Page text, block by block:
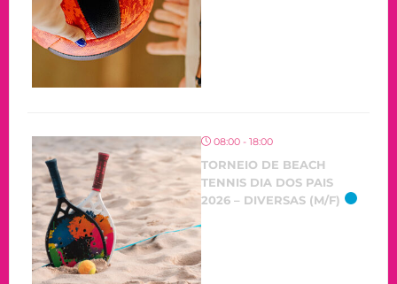
08:00 - 18:00
TORNEIO DE BEACH
TENNIS DIA DOS PAIS
2026 – DIVERSAS (M/F)